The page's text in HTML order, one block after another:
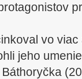
vo
jeho